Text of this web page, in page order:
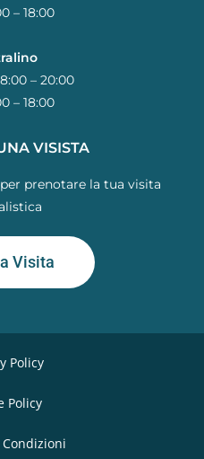
– 18:00
– 20:00
– 18:00
VISISTA
prenotare la tua visita
Visita
Policy
Policy